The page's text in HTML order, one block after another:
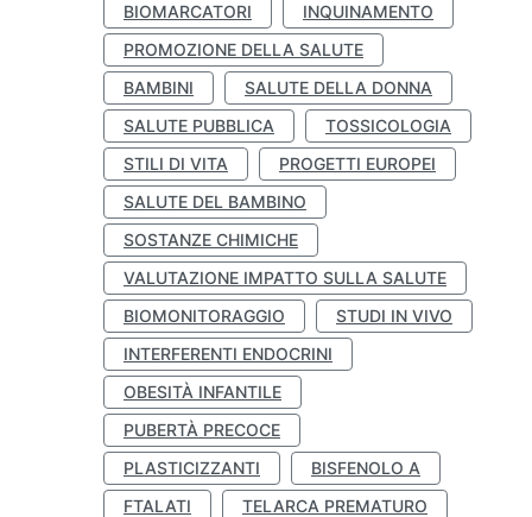
BIOMARCATORI
INQUINAMENTO
PROMOZIONE DELLA SALUTE
BAMBINI
SALUTE DELLA DONNA
SALUTE PUBBLICA
TOSSICOLOGIA
STILI DI VITA
PROGETTI EUROPEI
SALUTE DEL BAMBINO
SOSTANZE CHIMICHE
VALUTAZIONE IMPATTO SULLA SALUTE
BIOMONITORAGGIO
STUDI IN VIVO
INTERFERENTI ENDOCRINI
OBESITÀ INFANTILE
PUBERTÀ PRECOCE
PLASTICIZZANTI
BISFENOLO A
FTALATI
TELARCA PREMATURO